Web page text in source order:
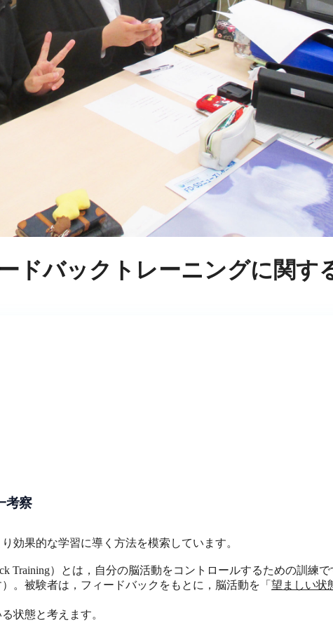
ドバックトレーニングに関す
考察
効果的な学習に導く方法を模索しています。
Training）とは，自分の脳活動をコントロールするための訓練
。被験者は，フィードバックをもとに，脳活動を「 望ましい状
状態と考えます。